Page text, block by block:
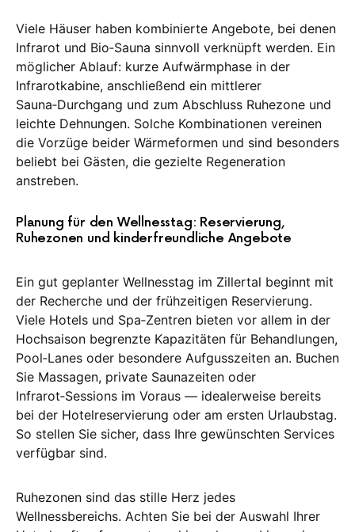
Viele Häuser haben kombinierte Angebote, bei denen
Infrarot und Bio‑Sauna sinnvoll verknüpft werden. Ein
möglicher Ablauf: kurze Aufwärmphase in der
Infrarotkabine, anschließend ein mittlerer
Sauna‑Durchgang und zum Abschluss Ruhezone und
leichte Dehnungen. Solche Kombinationen vereinen
die Vorzüge beider Wärmeformen und sind besonders
beliebt bei Gästen, die gezielte Regeneration
anstreben.
Planung für den Wellnesstag: Reservierung,
Ruhezonen und kinderfreundliche Angebote
Ein gut geplanter Wellnesstag im Zillertal beginnt mit
der Recherche und der frühzeitigen Reservierung.
Viele Hotels und Spa‑Zentren bieten vor allem in der
Hochsaison begrenzte Kapazitäten für Behandlungen,
Pool‑Lanes oder besondere Aufgusszeiten an. Buchen
Sie Massagen, private Saunazeiten oder
Infrarot‑Sessions im Voraus — idealerweise bereits
bei der Hotelreservierung oder am ersten Urlaubstag.
So stellen Sie sicher, dass Ihre gewünschten Services
verfügbar sind.
Ruhezonen sind das stille Herz jedes
Wellnessbereichs. Achten Sie bei der Auswahl Ihrer